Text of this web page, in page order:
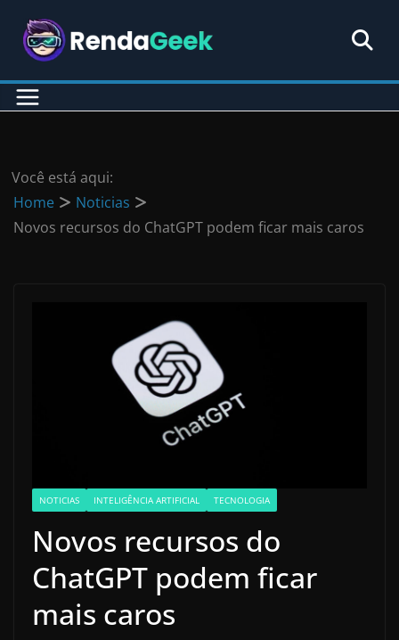
para
conteúdo
Você está aqui:
Home
Noticias
Novos recursos do ChatGPT podem ficar mais caros
NOTICIAS INTELIGÊNCIA ARTIFICIAL TECNOLOGIA
Novos recursos do
ChatGPT podem ficar
mais caros